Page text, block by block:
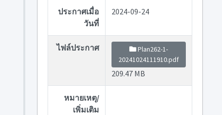
ประกาศเมื่อ
วันที่
2024-09-24
ไฟล์ประกาศ
Plan262-1-
20241024111910.pdf
209.47 MB
หมายเหตุ/
เพิ่มเติม